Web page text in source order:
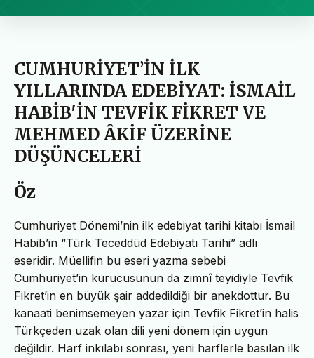
CUMHURİYET’İN İLK
YILLARINDA EDEBİYAT: İSMAİL
HABİB'İN TEVFİK FİKRET VE
MEHMED ÂKİF ÜZERİNE
DÜŞÜNCELERİ
Öz
Cumhuriyet Dönemi’nin ilk edebiyat tarihi kitabı İsmail
Habib’in “Türk Teceddüd Edebiyatı Tarihi” adlı
eseridir. Müellifin bu eseri yazma sebebi
Cumhuriyet’in kurucusunun da zımnî teyidiyle Tevfik
Fikret’in en büyük şair addedildiği bir anekdottur. Bu
kanaati benimsemeyen yazar için Tevfik Fikret’in halis
Türkçeden uzak olan dili yeni dönem için uygun
değildir. Harf inkılabı sonrası, yeni harflerle basılan ilk